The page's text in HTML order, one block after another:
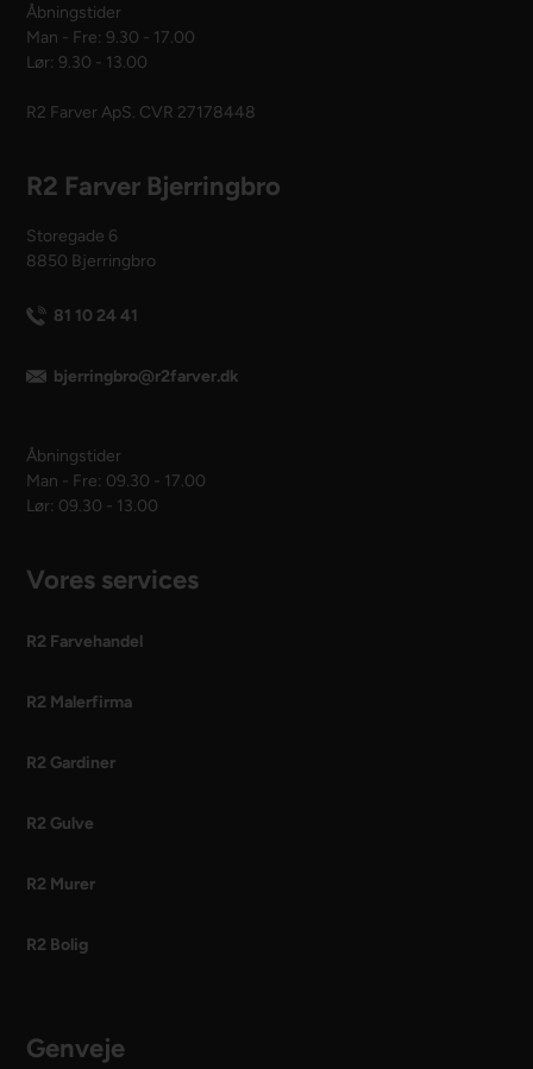
Åbningstider
Man - Fre: 9.30 - 17.00
Lør: 9.30 - 13.00
R2 Farver ApS. CVR 27178448
R2 Farver Bjerringbro
Storegade 6
8850 Bjerringbro
81 10 24 41
bjerringbro@r2farver.dk
Åbningstider
Man - Fre: 09.30 - 17.00
Lør: 09.30 - 13.00
Vores services
R2 Farvehandel
R2 Malerfirma
R2 Gardiner
R2 Gulve
R2 Murer
R2 Bolig
Genveje